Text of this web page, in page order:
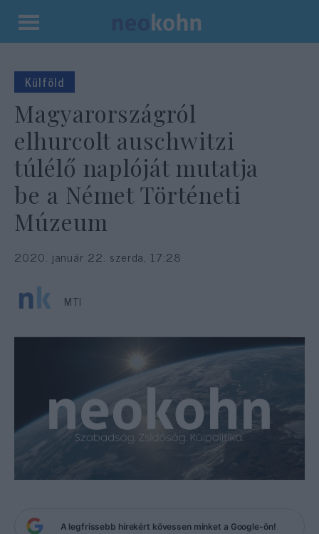
Kilépés
tartalomba
Külföld
Magyarországról
elhurcolt auschwitzi
túlélő naplóját mutatja
be a Német Történeti
Múzeum
2020. január 22. szerda, 17:28
MTI
A legfrissebb hírekért kövessen minket a Google-ön!